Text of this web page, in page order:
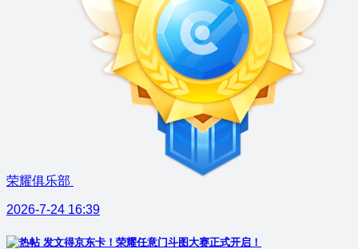
荣耀俱乐部
2026-7-24 16:39
发文得京东卡！荣耀任意门斗图大赛正式开启！